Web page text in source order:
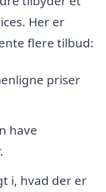
Her er
flere tilbud:
priser
have
i, hvad der er